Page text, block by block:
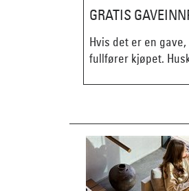
GRATIS
Hvis det er en
fullfører kjøpet.